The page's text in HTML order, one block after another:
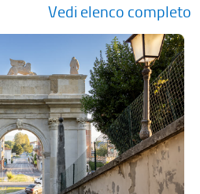
Vedi elenco completo